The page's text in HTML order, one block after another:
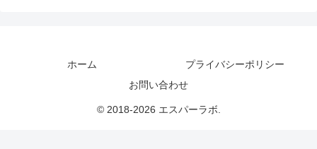
ホーム
プライバシーポリシー
お問い合わせ
© 2018-2026 エスパーラボ.